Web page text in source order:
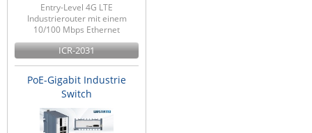
Entry-Level 4G LTE
Industrierouter mit einem
10/100 Mbps Ethernet
ICR-2031
PoE-Gigabit Industrie
Switch